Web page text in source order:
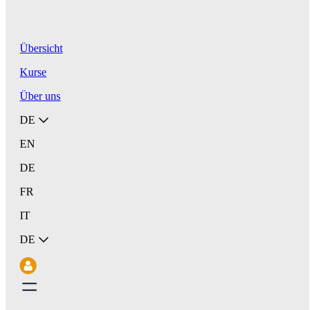
Übersicht
Kurse
Über uns
DE
EN
DE
FR
IT
DE